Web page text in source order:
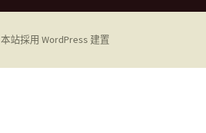
本站採用 WordPress 建置